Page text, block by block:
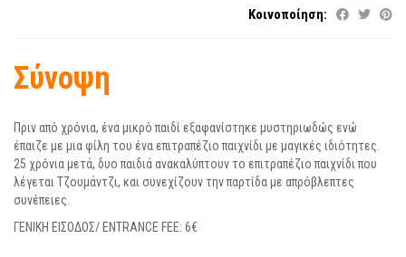
Κοινοποίηση:
Σύνοψη
Πριν από χρόνια, ένα μικρό παιδί εξαφανίστηκε μυστηριωδώς ενώ
έπαιζε με μια φίλη του ένα επιτραπέζιο παιχνίδι με μαγικές ιδιότητες.
25 χρόνια μετά, δυο παιδιά ανακαλύπτουν το επιτραπέζιο παιχνίδι που
λέγεται Τζουμάντζι, και συνεχίζουν την παρτίδα με απρόβλεπτες
συνέπειες.
ΓΕΝΙΚΗ ΕΙΣΟΔΟΣ/ ΕΝΤRANCE FEE: 6€